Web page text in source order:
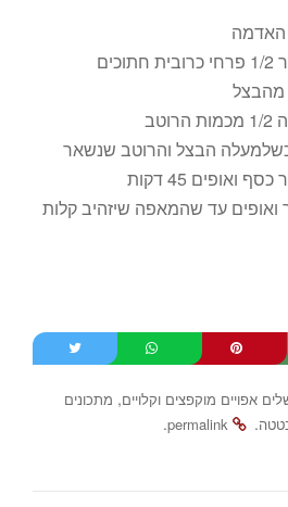
מהבצל
הבצל והרוטב שנשאר
45 דקות
ואופים עד שהמאפה שיזהיב קלות
אפויים מוקפצים וקלויים, מתכונים
.
permalink
.